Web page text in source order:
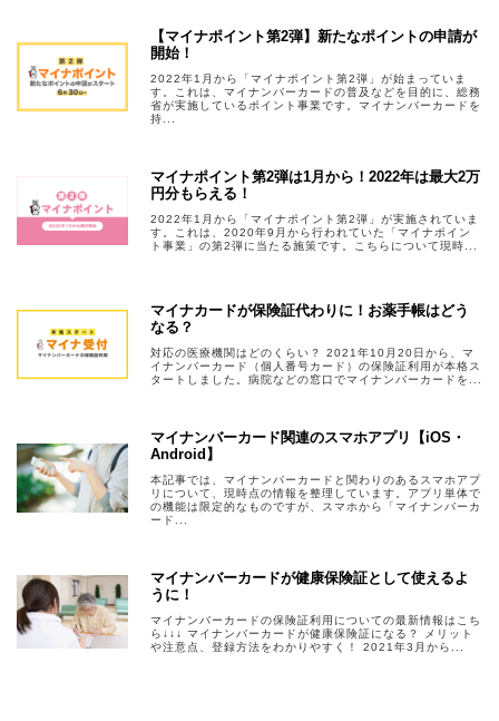
【マイナポイント第2弾】新たなポイントの申請が
開始！
2022年1月から「マイナポイント第2弾」が始まっていま
す。これは、マイナンバーカードの普及などを目的に、総務
省が実施しているポイント事業です。マイナンバーカードを
持...
マイナポイント第2弾は1月から！2022年は最大2万
円分もらえる！
2022年1月から「マイナポイント第2弾」が実施されていま
す。これは、2020年9月から行われていた「マイナポイン
ト事業」の第2弾に当たる施策です。こちらについて現時...
マイナカードが保険証代わりに！お薬手帳はどう
なる？
対応の医療機関はどのくらい？ 2021年10月20日から、マ
イナンバーカード（個人番号カード）の保険証利用が本格ス
タートしました。病院などの窓口でマイナンバーカードを...
マイナンバーカード関連のスマホアプリ【iOS・
Android】
本記事では、マイナンバーカードと関わりのあるスマホアプ
リについて、現時点の情報を整理しています。アプリ単体で
の機能は限定的なものですが、スマホから「マイナンバーカ
ード...
マイナンバーカードが健康保険証として使えるよ
うに！
マイナンバーカードの保険証利用についての最新情報はこち
ら↓↓↓ マイナンバーカードが健康保険証になる？ メリット
や注意点、登録方法をわかりやすく！ 2021年3月から...